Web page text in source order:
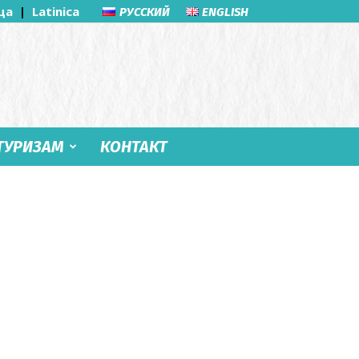
| Latinica РУССКИЙ ENGLISH
КОНТАКТ